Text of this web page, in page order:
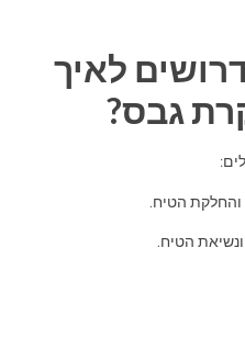
לאיך
גבס?
הטיח.
הטיח.